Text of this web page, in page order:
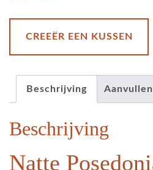
CREEËR EEN KUSSEN
Beschrijving
Beschrijving
Natte